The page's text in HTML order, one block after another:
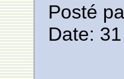
Posté
Date: